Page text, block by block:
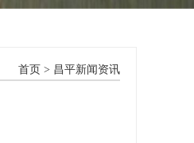
首页 > 昌平新闻资讯